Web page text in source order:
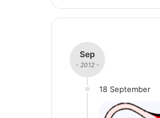
Sep
- 2012 -
18 September